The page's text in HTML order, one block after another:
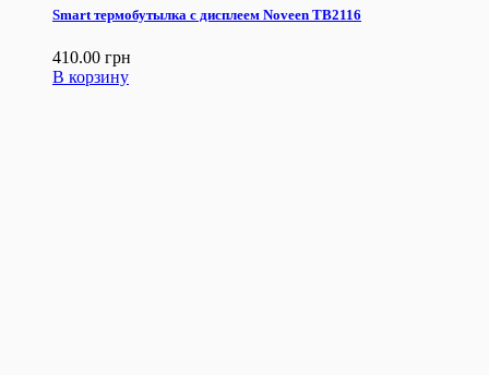
Smart термобутылка с дисплеем Noveen TB2116
410.00 грн
В корзину